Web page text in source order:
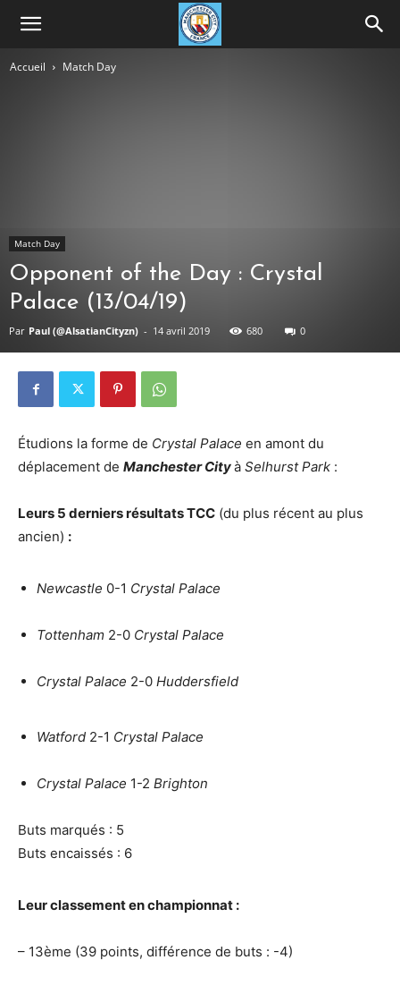
Accueil Match Day
Match Day
Opponent of the Day : Crystal
Palace (13/04/19)
Par Paul (@AlsatianCityzn) - 14 avril 2019 680 0
Étudions la forme de Crystal Palace en amont du
déplacement de Manchester Cityà Selhurst Park :
Leurs 5 derniers résultats TCC (du plus récent au plus
ancien) :
Newcastle 0-1 Crystal Palace
Tottenham 2-0 Crystal Palace
Crystal Palace 2-0 Huddersfield
Watford 2-1 Crystal Palace
Crystal Palace 1-2 Brighton
Buts marqués : 5
Buts encaissés : 6
Leur classement en championnat :
– 13ème (39 points, différence de buts : -4)